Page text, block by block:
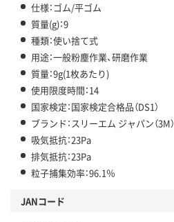
仕様：ゴム/平ゴム
質量(g)：9
種類：使い捨て式
用途：一般粉塵作業、研磨作業
質量：9g(1枚あたり)
使用限度時間：14
国家検定：国家検定合格品（DS1）
ブランド：スリーエム ジャパン（3M）
吸気抵抗：23Pa
排気抵抗：23Pa
粒子捕集効率：96.1％
JANコード